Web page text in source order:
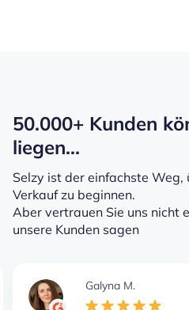
50.000+ Kunden
liegen...
Selzy ist der einfachste Weg,
Verkauf zu beginnen.
Aber vertrauen Sie uns nicht
unsere Kunden sagen
Galyna M.